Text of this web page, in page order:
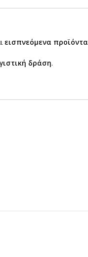
εισπνεόμενα προϊόντα
δράση.